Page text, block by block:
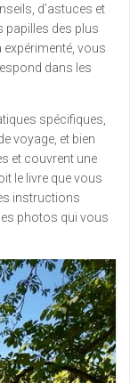
d’astuces et
papilles des plus
vous
dans les
spécifiques,
voyage, et bien
et couvrent une
le livre que vous
instructions
photos qui vous